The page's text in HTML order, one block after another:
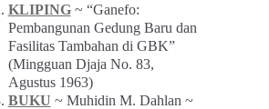
KLIPING~ “Ganefo:
Pembangunan Gedung Baru dan
Fasilitas Tambahan di GBK”
(Mingguan Djaja No. 83,
Agustus 1963)
BUKU ~ Muhidin M. Dahlan ~